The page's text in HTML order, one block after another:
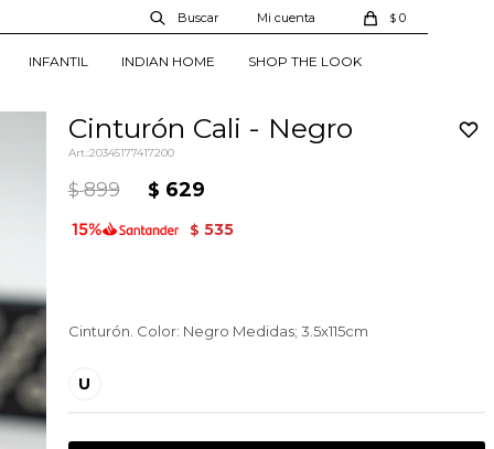
INFANTIL INDIAN HOME SHOP THE LOOK
$ 0
Cinturón Cali - Negro
20345177417200
$ 899 $ 629
$ 535
Cinturón. Color: Negro Medidas; 3.5x115cm
U